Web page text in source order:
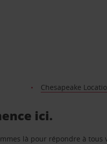
Chesapeake
ici.
là pour répondre à